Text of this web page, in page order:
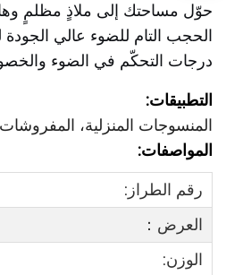
حوّل مساحتك إلى ملاذٍ مظلمٍ
الحجب التام للضوء عالي
درجات التحكّم في الضوء
التطبيقات:
المنسوجات المنزلية،
المواصفات:
رقم الطراز:
العرض：
الوزن: